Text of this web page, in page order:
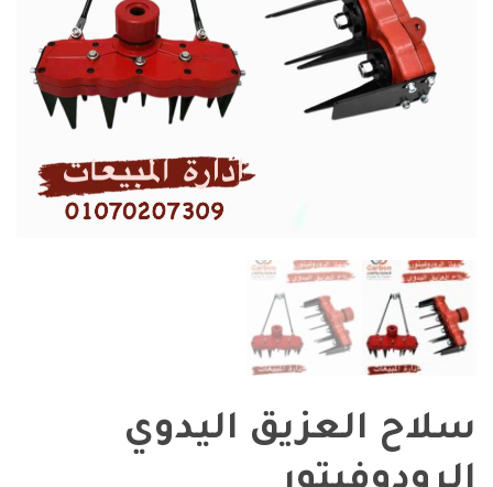
سلاح العزيق اليدوي